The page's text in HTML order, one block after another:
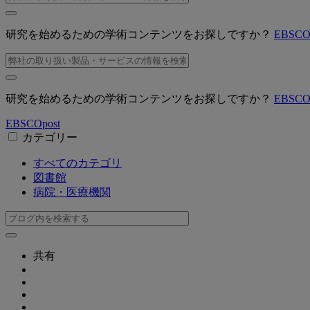
研究を始めるための学術コンテンツをお探しですか？
研究を始めるための学術コンテンツをお探しですか？
EBSCOpost
カテゴリー
すべてのカテゴリ
図書館
病院・医療機関
共有